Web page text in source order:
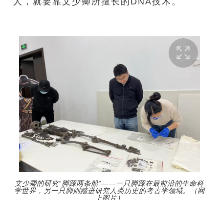
文少卿的研究“脚踩两条船”——一只脚踩在最前沿的生命科
学世界，另一只脚则踏进研究人类历史的考古学领域。（网
上图片）